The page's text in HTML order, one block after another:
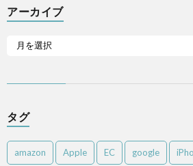
アーカイブ
タグ
amazon Apple EC google